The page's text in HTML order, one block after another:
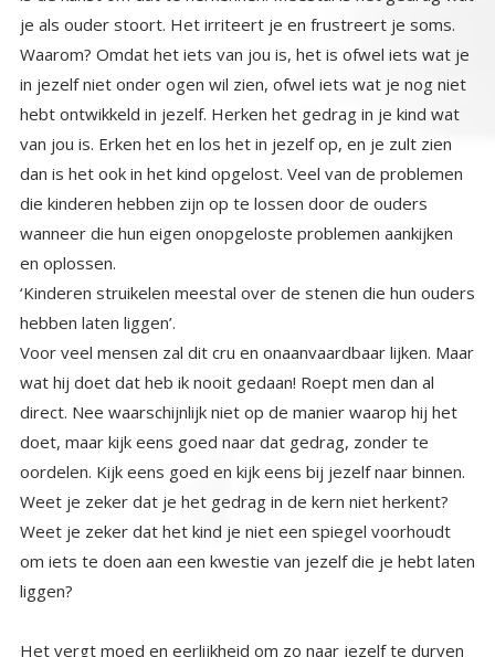
en oplossen.
‘Kinderen struikelen meestal over de stenen die hun ouders
hebben laten liggen’.
Voor veel mensen zal dit cru en onaanvaardbaar lijken. Maar
wat hij doet dat heb ik nooit gedaan! Roept men dan al
direct. Nee waarschijnlijk niet op de manier waarop hij het
doet, maar kijk eens goed naar dat gedrag, zonder te
oordelen. Kijk eens goed en kijk eens bij jezelf naar binnen.
Weet je zeker dat je het gedrag in de kern niet herkent?
Weet je zeker dat het kind je niet een spiegel voorhoudt
om iets te doen aan een kwestie van jezelf die je hebt laten
liggen?
Het vergt moed en eerlijkheid om zo naar jezelf te durven
kijken. Het is niet simpel om het oordeel over je kind los te
laten, en in het gedrag wat je zo irriteert je eigen stukje op
te sporen. Het is veel gemakkelijker een oordeel over het
kind te hebben. Overigens worden de spiegels sterker en
krachtiger naarmate het kind ouder wordt. Een klein kind
laat kleine boodschappen vallen voor jou. En volwassen kind
kan je forse berichten geven. Berichten die je raken en die